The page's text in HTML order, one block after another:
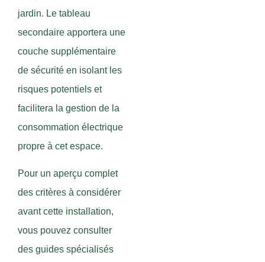
jardin. Le tableau
secondaire apportera une
couche supplémentaire
de sécurité en isolant les
risques potentiels et
facilitera la gestion de la
consommation électrique
propre à cet espace.
Pour un aperçu complet
des critères à considérer
avant cette installation,
vous pouvez consulter
des guides spécialisés